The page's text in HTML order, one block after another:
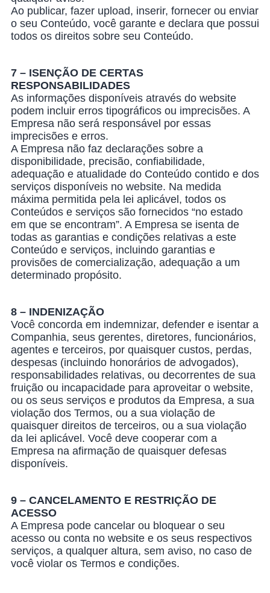
Ao publicar, fazer upload, inserir, fornecer ou enviar
o seu Conteúdo, você garante e declara que possui
todos os direitos sobre seu Conteúdo.
7 – ISENÇÃO DE CERTAS
RESPONSABILIDADES
As informações disponíveis através do website
podem incluir erros tipográficos ou imprecisões. A
Empresa não será responsável por essas
imprecisões e erros.
A Empresa não faz declarações sobre a
disponibilidade, precisão, confiabilidade,
adequação e atualidade do Conteúdo contido e dos
serviços disponíveis no website. Na medida
máxima permitida pela lei aplicável, todos os
Conteúdos e serviços são fornecidos “no estado
em que se encontram”. A Empresa se isenta de
todas as garantias e condições relativas a este
Conteúdo e serviços, incluindo garantias e
provisões de comercialização, adequação a um
determinado propósito.
8 – INDENIZAÇÃO
Você concorda em indemnizar, defender e isentar a
Companhia, seus gerentes, diretores, funcionários,
agentes e terceiros, por quaisquer custos, perdas,
despesas (incluindo honorários de advogados),
responsabilidades relativas, ou decorrentes de sua
fruição ou incapacidade para aproveitar o website,
ou os seus serviços e produtos da Empresa, a sua
violação dos Termos, ou a sua violação de
quaisquer direitos de terceiros, ou a sua violação
da lei aplicável. Você deve cooperar com a
Empresa na afirmação de quaisquer defesas
disponíveis.
9 – CANCELAMENTO E RESTRIÇÃO DE
ACESSO
A Empresa pode cancelar ou bloquear o seu
acesso ou conta no website e os seus respectivos
serviços, a qualquer altura, sem aviso, no caso de
você violar os Termos e condições.